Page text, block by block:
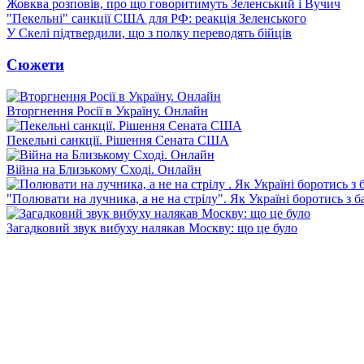
Жовква розповів, про що говоритимуть Зеленський і Вучич
"Пекельні" санкції США для РФ: реакція Зеленського
У Скелі підтвердили, що з полку переводять бійців
Сюжети
Вторгнення Росії в Україну. Онлайн
Пекельні санкції. Рішення Сената США
Війна на Близькому Сході. Онлайн
"Полювати на лучника, а не на стрілу". Як Україні боротись з
Загадковий звук вибуху налякав Москву: що це було